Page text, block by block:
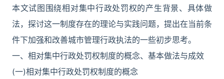
本文试图围绕相对集中行政处罚权的产生背景、具体做
法，探讨这一制度存在的理论与实践问题，提出在当前条
件下加强和改善城市管理行政执法的一些初步思考。
一、相对集中行政处罚权制度的概念、基本做法与成效
(一)相对集中行政处罚权制度的概念